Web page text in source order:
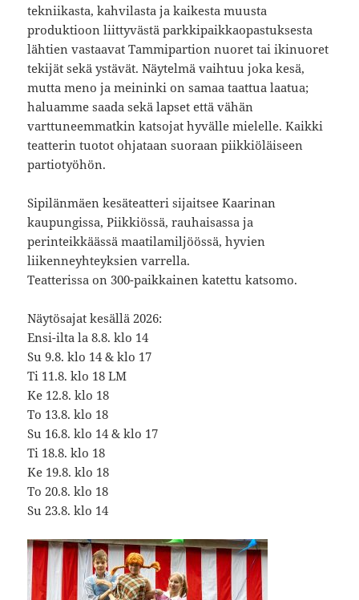
tekniikasta, kahvilasta ja kaikesta muusta
produktioon liittyvästä parkkipaikkaopastuksesta
lähtien vastaavat Tammipartion nuoret tai ikinuoret
tekijät sekä ystävät. Näytelmä vaihtuu joka kesä,
mutta meno ja meininki on samaa taattua laatua;
haluamme saada sekä lapset että vähän
varttuneemmatkin katsojat hyvälle mielelle. Kaikki
teatterin tuotot ohjataan suoraan piikkiöläiseen
partiotyöhön.
Sipilänmäen kesäteatteri sijaitsee Kaarinan
kaupungissa, Piikkiössä, rauhaisassa ja
perinteikkäässä maatilamiljöössä, hyvien
liikenneyhteyksien varrella.
Teatterissa on 300-paikkainen katettu katsomo.
Näytösajat kesällä 2026:
Ensi-ilta la 8.8. klo 14
Su 9.8. klo 14 & klo 17
Ti 11.8. klo 18 LM
Ke 12.8. klo 18
To 13.8. klo 18
Su 16.8. klo 14 & klo 17
Ti 18.8. klo 18
Ke 19.8. klo 18
To 20.8. klo 18
Su 23.8. klo 14